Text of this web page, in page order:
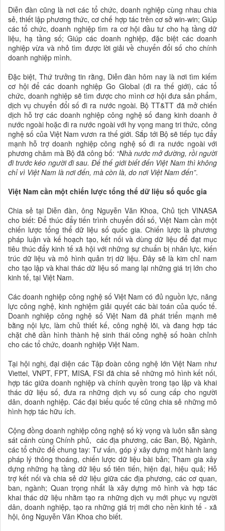
Diễn đàn cũng là nơi các tổ chức, doanh nghiệp cùng nhau chia
sẻ, thiết lập phương thức, cơ chế hợp tác trên cơ sở win-win; Giúp
các tổ chức, doanh nghiệp tìm ra cơ hội đầu tư cho hạ tầng dữ
liệu, hạ tầng số; Giúp các doanh nghiệp, đặc biệt các doanh
nghiệp vừa và nhỏ tìm được lời giải về chuyển đổi số cho chính
doanh nghiệp mình.
Đặc biệt, Thứ trưởng tin rằng, Diễn đàn hôm nay là nơi tìm kiếm
cơ hội để các doanh nghiệp Go Global (đi ra thế giới), các tổ
chức, doanh nghiệp sẽ tìm được cho mình cơ hội đưa sản phẩm,
dịch vụ chuyển đổi số đi ra nước ngoài. Bộ TT&TT đã mở chiến
dịch hỗ trợ các doanh nghiệp công nghệ số đang kinh doanh ở
nước ngoài hoặc đi ra nước ngoài với hy vọng mang tri thức, công
nghệ số của Việt Nam vươn ra thế giới. Sắp tới Bộ sẽ tiếp tục đẩy
mạnh hỗ trợ doanh nghiệp công nghệ số đi ra nước ngoài với
phương châm mà Bộ đã công bố: “Nhà nước mở đường, rồi người
đi trước kéo người đi sau. Để thế giới biết đến Việt Nam thì không
chỉ vì Việt Nam là nơi đến, mà còn là, do nơi Việt Nam đến”.
Việt Nam cần một chiến lược tổng thể dữ liệu số quốc gia
Chia sẻ tại Diễn đàn, ông Nguyễn Văn Khoa, Chủ tịch VINASA
cho biết: Để thúc đẩy tiến trình chuyển đổi số, Việt Nam cần một
chiến lược tổng thể dữ liệu số quốc gia. Chiến lược là phương
pháp luận và kế hoạch tạo, kết nối và dùng dữ liệu để đạt mục
tiêu thúc đẩy kinh tế xã hội với những sự chuẩn bị nhân lực, kiến
trúc dữ liệu và mô hình quản trị dữ liệu. Đây sẽ là kim chỉ nam
cho tạo lập và khai thác dữ liệu số mang lại những giá trị lớn cho
kinh tế, tại Việt Nam.
Các doanh nghiệp công nghệ số Việt Nam có đủ nguồn lực, năng
lực công nghệ, kinh nghiệm giải quyết các bài toán của quốc tế.
Doanh nghiệp công nghệ số Việt Nam đã phát triển mạnh mẽ
bằng nội lực, làm chủ thiết kế, công nghệ lõi, và đang hợp tác
chặt chẽ dần hình thành hệ sinh thái công nghệ số hoàn chỉnh
cho các tổ chức, doanh nghiệp Việt Nam.
Tại hội nghị, đại diện các Tập đoàn công nghệ lớn Việt Nam như
Viettel, VNPT, FPT, MISA, FSI đã chia sẻ những mô hình kết nối,
hợp tác giữa doanh nghiệp và chính quyền trong tạo lập và khai
thác dữ liệu số, đưa ra những dịch vụ số cung cấp cho người
dân, doanh nghiệp. Các đại biểu quốc tế cũng chia sẻ những mô
hình hợp tác hữu ích.
Cộng đồng doanh nghiệp công nghệ số kỳ vọng và luôn sẵn sàng
sát cánh cùng Chính phủ, các địa phương, các Ban, Bộ, Ngành,
các tổ chức để chung tay: Tư vấn, góp ý xây dựng một hành lang
pháp lý thông thoáng, chiến lược dữ liệu bài bản; Tham gia xây
dựng những hạ tầng dữ liệu số tiên tiến, hiện đại, hiệu quả; Hỗ
trợ kết nối và chia sẻ dữ liệu giữa các địa phương, các cơ quan,
ban, ngành; Quan trọng nhất là xây dựng mô hình và hợp tác
khai thác dữ liệu nhằm tạo ra những dịch vụ mới phục vụ người
dân, doanh nghiệp, tạo ra những giá trị mới cho nền kinh tế - xã
hội, ông Nguyễn Văn Khoa cho biết.